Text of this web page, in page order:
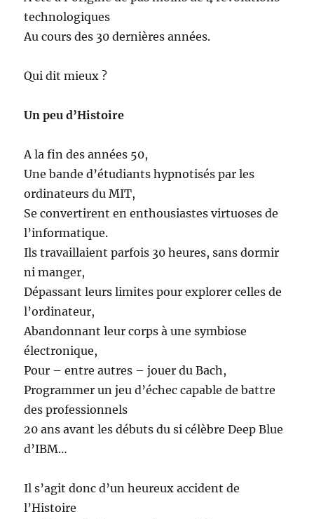
technologiques
Au cours des 30 dernières années.
Qui dit mieux ?
Un peu d’Histoire
A la fin des années 50,
Une bande d’étudiants hypnotisés par les
ordinateurs du MIT,
Se convertirent en enthousiastes virtuoses de
l’informatique.
Ils travaillaient parfois 30 heures, sans dormir
ni manger,
Dépassant leurs limites pour explorer celles de
l’ordinateur,
Abandonnant leur corps à une symbiose
électronique,
Pour – entre autres – jouer du Bach,
Programmer un jeu d’échec capable de battre
des professionnels
20 ans avant les débuts du si célèbre Deep Blue
d’IBM…
Il s’agit donc d’un heureux accident de
l’Histoire